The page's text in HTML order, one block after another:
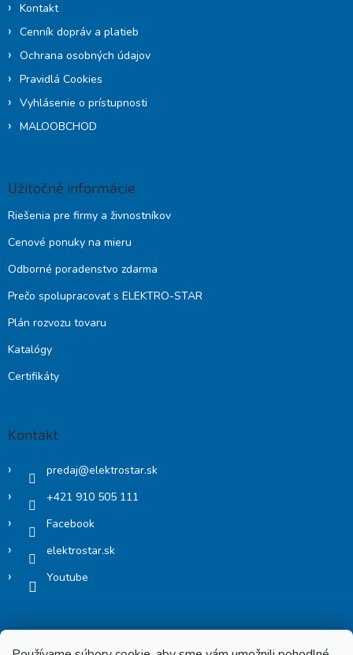
Kontakt
Cenník dopráv a platieb
Ochrana osobných údajov
Pravidlá Cookies
Vyhlásenie o prístupnosti
MALOOBCHOD
Užitočné informácie
Riešenia pre firmy a živnostníkov
Cenové ponuky na mieru
Odborné poradenstvo zdarma
Prečo spolupracovať s ELEKTRO-STAR
Plán rozvozu tovaru
Katalógy
Certifikáty
Kontakt
predaj@elektrostar.sk
+421 910 505 111
Facebook
elektrostar.sk
Youtube